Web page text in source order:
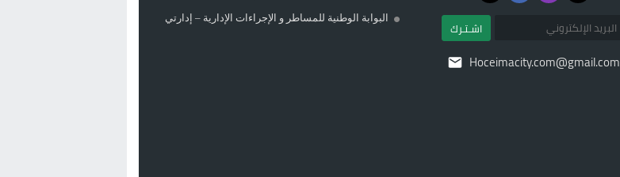
اشـتـرك
Hoceimacity.com@gmail.com
البوابة الوطنية للمساطر و الإجراءات الإدارية – إدارتي